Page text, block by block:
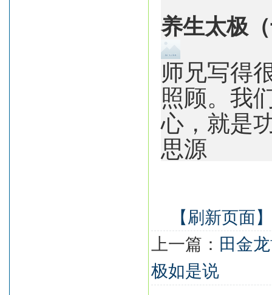
养生太极
师兄写得
照顾。我
心，就是
思源
【刷新页面】
上一篇： 田金
极如是说